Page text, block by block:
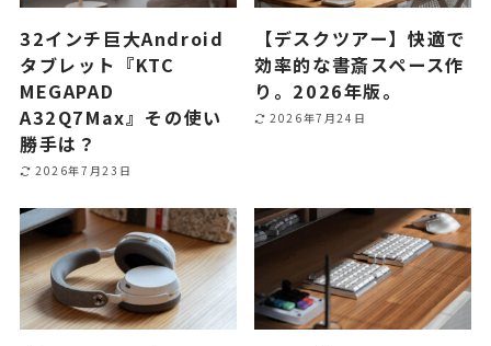
32インチ巨大Android
タブレット『KTC
MEGAPAD
A32Q7Max』その使い
勝手は？
2026年7月23日
【デスクツアー】快適で
効率的な書斎スペース作
り。2026年版。
2026年7月24日